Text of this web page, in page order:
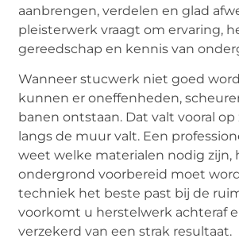
aanbrengen, verdelen en glad
pleisterwerk vraagt om ervaring,
gereedschap en kennis van
Wanneer stucwerk niet goed
kunnen er oneffenheden,
banen ontstaan. Dat valt vooral op
langs de muur valt. Een
weet welke materialen nodig zijn,
ondergrond voorbereid moet
techniek het beste past bij de
voorkomt u herstelwerk achteraf
verzekerd van een strak resultaat.